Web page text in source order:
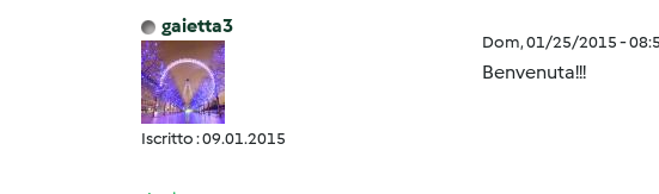
gaietta3
Iscritto : 09.01.2015
Dom, 01/25/2015 -
Benvenuta!!!